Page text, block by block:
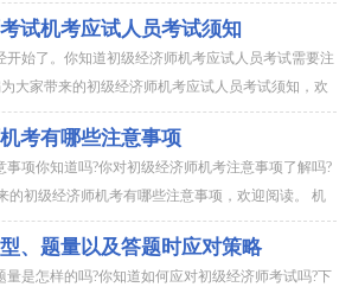
间7月15日09:007月24日17:00，相对2...
试机考应试人员考试须知
开始了。你知道初级经济师机考应试人员考试需要注
大家带来的初级经济师机考应试人员考试须知，欢
应试人员考试须知 一、2017年初级...
考有哪些注意事项
项你知道吗?你对初级经济师机考注意事项了解吗?
的初级经济师机考有哪些注意事项，欢迎阅读。 机
京市 吉林省 江苏省 福建省 浙江省(...
、题量以及答题时应对策略
是怎样的吗?你知道如何应对初级经济师考试吗?下